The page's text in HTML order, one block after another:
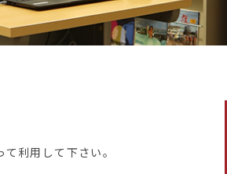
利用して下さい。